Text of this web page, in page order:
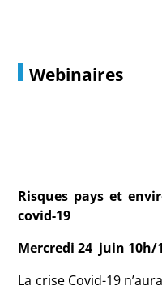
Webinaires
Risques pays et
covid-19
Mercredi 24 juin 10h/
La crise Covid-19